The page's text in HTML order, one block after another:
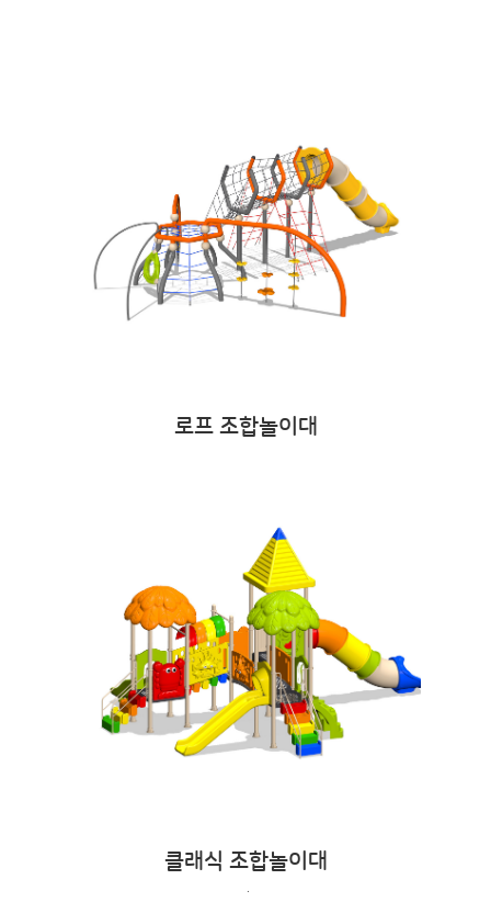
로프 조합놀이대
클래식 조합놀이대